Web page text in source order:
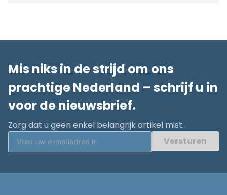
Mis niks in de strijd om ons
prachtige Nederland – schrijf u in
voor de nieuwsbrief.
Zorg dat u geen enkel belangrijk artikel mist.
Versturen